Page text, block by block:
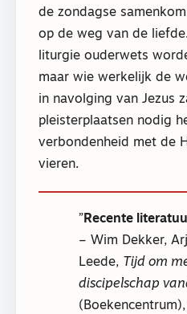
de zondagse
op de weg van de
liturgie ouderwets
maar wie werkelijk de
in navolging van Jezus
pleisterplaatsen nodig
verbondenheid met de
vieren.
Recente
– Wim Dekker,
Leede, Tijd om
discipelschap